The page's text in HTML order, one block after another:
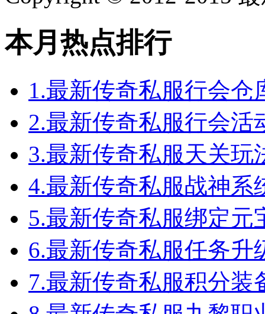
本月热点排行
1.最新传奇私服行会仓
2.最新传奇私服行会活
3.最新传奇私服天关玩
4.最新传奇私服战神系
5.最新传奇私服绑定元
6.最新传奇私服任务升
7.最新传奇私服积分装